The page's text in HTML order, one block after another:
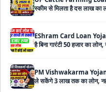
EShram Card Loan
है बिना गारंटी 50 हजार का
PM Vishwakarma Yojana
ले सकेंगे 3 लाख तक का लोन, नहीं
National Livestock
सरकार देगी आधा पैसा, इस